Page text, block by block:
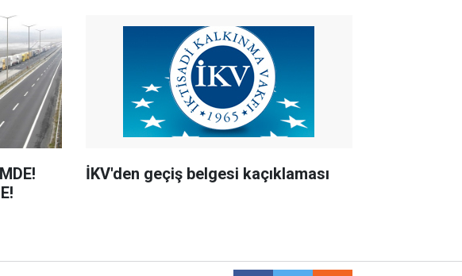
İKV'den geçiş belgesi kaçıklaması